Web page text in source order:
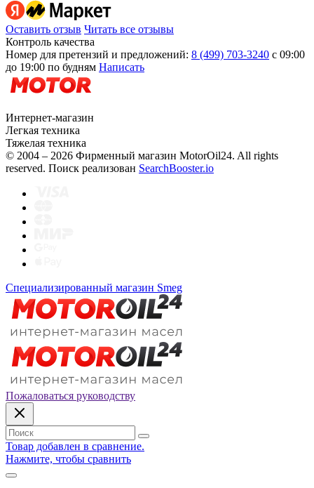
Оставить отзыв Читать все отзывы
Контроль качества
Номер для претензий и предложений: 8 (499) 703-3240 с 09:00
до 19:00 по будням Написать
Интернет-магазин
Легкая техника
Тяжелая техника
© 2004 – 2026 Фирменный магазин MotorOil24. All rights
reserved. Поиск реализован SearchBooster.io
Специализированный магазин Smeg
Пожаловаться руководству
Товар добавлен в сравнение.
Нажмите, чтобы сравнить